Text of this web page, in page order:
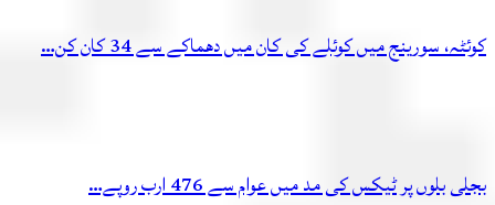
کوئٹہ، سورینج میں کوئلے کی کان میں دھماکے سے 34 کان کن…
بجلی بلوں پر ٹیکس کی مد میں عوام سے 476 ارب روپے…